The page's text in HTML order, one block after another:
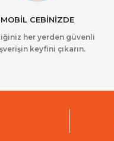
MOBİL CEBİNİZDE
her yerden güvenli
keyfini çıkarın.